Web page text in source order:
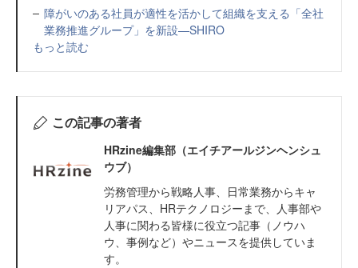
障がいのある社員が適性を活かして組織を支える「全社
業務推進グループ」を新設—SHIRO
もっと読む
この記事の著者
HRzine編集部（エイチアールジンヘンシュ
ウブ）
労務管理から戦略人事、日常業務からキャ
リアパス、HRテクノロジーまで、人事部や
人事に関わる皆様に役立つ記事（ノウハ
ウ、事例など）やニュースを提供していま
す。